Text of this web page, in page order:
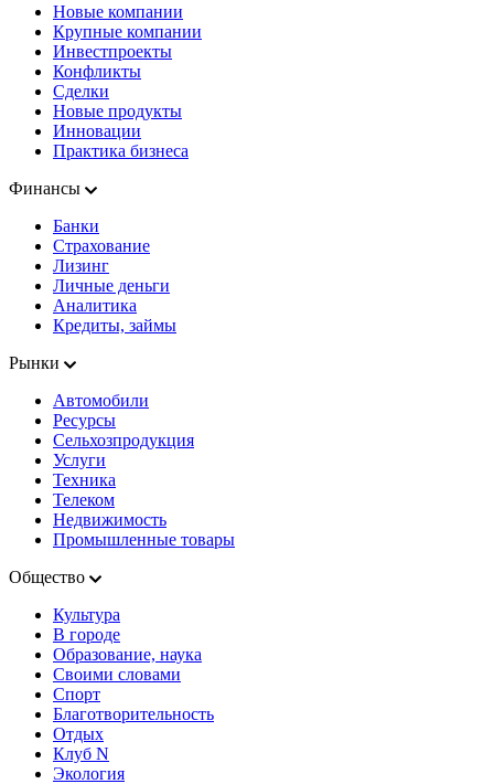
Новые компании
Крупные компании
Инвестпроекты
Конфликты
Сделки
Новые продукты
Инновации
Практика бизнеса
Финансы
Банки
Страхование
Лизинг
Личные деньги
Аналитика
Кредиты, займы
Рынки
Автомобили
Ресурсы
Сельхозпродукция
Услуги
Техника
Телеком
Недвижимость
Промышленные товары
Общество
Культура
В городе
Образование, наука
Своими словами
Спорт
Благотворительность
Отдых
Клуб N
Экология